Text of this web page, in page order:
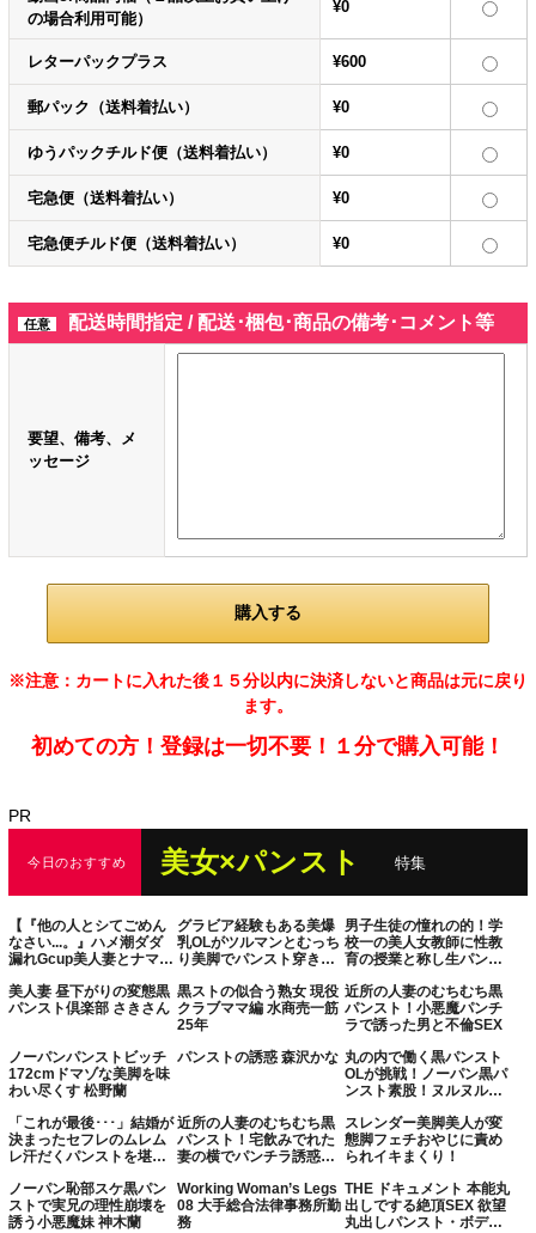
の場合利用可能）
¥0
レターパックプラス ¥600
郵パック（送料着払い） ¥0
ゆうパックチルド便（送料着払い） ¥0
宅急便（送料着払い） ¥0
宅急便チルド便（送料着払い） ¥0
任意 配送時間指定 / 配送･梱包･商品の備考･コメント等
要望、備考、メ
ッセージ
購入する
※注意：カートに入れた後１５分以内に決済しないと商品は元に戻り
ます。
初めての方！登録は一切不要！１分で購入可能！
PR
今日のおすすめ 美女×パンスト 特集
【『他の人とシてごめん
なさい...。』ハメ潮ダダ
漏れGcup美人妻とナマナ
ンの独占欲にまみれた無
計画膣内射精に膣キュン
るピストンに連続絶頂！
『もっといじめて...？』
真正ドMがグングン加速w
叩かれ自ら腰振り懇願汗
だく騎乗位→顔射
Finish！！離婚＆妊娠覚
悟のNTRセックス2回戦！
【あまちゅあハメREC＃
うみ＃ドM美人妻】
グラビア経験もある美爆
乳OLがツルマンとむっち
り美脚でパンスト穿きセ
男子生徒の憧れの的！学
校一の美人女教師に性教
育の授業と称し生パンス
ました！？一日中教壇に
立ちムッレムレの生パン
ストにデカチンが擦れて
ッチな汁まみれ！そのま
まビリッと生で擦り合わ
せて、ヌルヌルワレメに
出し！！憧れの先生はめ
ちゃくちゃHで何回も中
に出しちゃいました
美人妻 昼下がりの変態黒
パンスト倶楽部 さきさん
黒ストの似合う熟女 現役
クラブママ編 水商売一筋
25年
近所の人妻のむちむち黒
パンスト！小悪魔パンチ
ラで誘った男と不倫SEX
ノーパンパンストビッチ
172cmドマゾな美脚を味
わい尽くす 松野蘭
パンストの誘惑 森沢かな 丸の内で働く黒パンスト
OLが挑戦！ノーパン黒パ
ンスト素股！ヌルヌルワ
って連続生中出し！！ か
なさん つかささん
「これが最後･･･」結婚が
決まったセフレのムレム
レ汗だくパンストを堪能
近所の人妻のむちむち黒
パンスト！宅飲みでれた
妻の横でパンチラ誘惑さ
ゃった
スレンダー美脚美人が変
態脚フェチおやじに責め
られイキまくり！
ノーパン恥部スケ黒パン
ストで実兄の理性崩壊を
誘う小悪魔妹 神木蘭
Working Woman’s Legs
08 大手総合法律事務所勤
務
THE ドキュメント 本能丸
出しでする絶頂SEX 欲望
丸出しパンスト・ボディ